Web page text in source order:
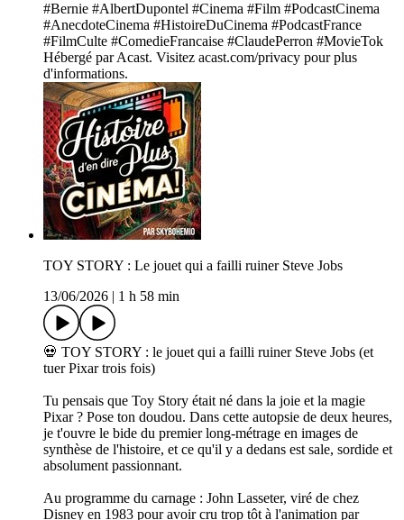
#Bernie #AlbertDupontel #Cinema #Film #PodcastCinema
#AnecdoteCinema #HistoireDuCinema #PodcastFrance
#FilmCulte #ComedieFrancaise #ClaudePerron #MovieTok
Hébergé par Acast. Visitez acast.com/privacy pour plus
d'informations.
TOY STORY : Le jouet qui a failli ruiner Steve Jobs
13/06/2026
1 h 58 min
💀 TOY STORY : le jouet qui a failli ruiner Steve Jobs (et
tuer Pixar trois fois)
Tu pensais que Toy Story était né dans la joie et la magie
Pixar ? Pose ton doudou. Dans cette autopsie de deux heures,
je t'ouvre le bide du premier long-métrage en images de
synthèse de l'histoire, et ce qu'il y a dedans est sale, sordide et
absolument passionnant.
Au programme du carnage : John Lasseter, viré de chez
Disney en 1983 pour avoir cru trop tôt à l'animation par